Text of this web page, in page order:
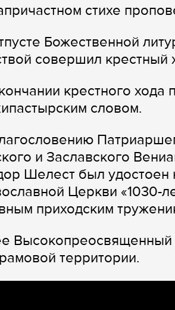
стихе
Божественной
совершил крестный
крестного
словом.
и Заславского
Шелест был удостоен
Церкви «1030-
приходским
Высокопреосвященный
территории.